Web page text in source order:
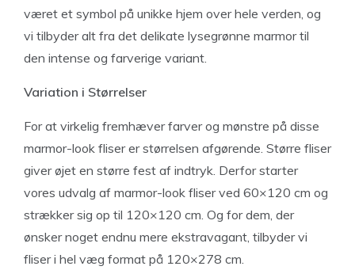
været et symbol på unikke hjem over hele verden, og
vi tilbyder alt fra det delikate lysegrønne marmor til
den intense og farverige variant.
Variation i Størrelser
For at virkelig fremhæver farver og mønstre på disse
marmor-look fliser er størrelsen afgørende. Større fliser
giver øjet en større fest af indtryk. Derfor starter
vores udvalg af marmor-look fliser ved 60×120 cm og
strækker sig op til 120×120 cm. Og for dem, der
ønsker noget endnu mere ekstravagant, tilbyder vi
fliser i hel væg format på 120×278 cm.